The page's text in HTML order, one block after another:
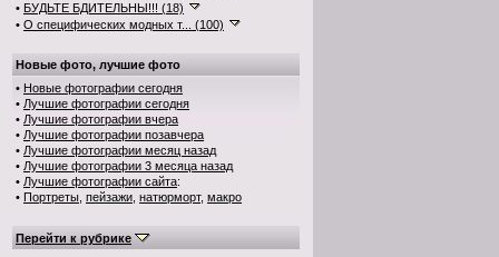
• БУДЬТЕ БДИТЕЛЬНЫ!!! (18)
• О специфических модных т... (100)
Новые фото, лучшие фото
• Новые фотографии сегодня
• Лучшие фотографии сегодня
• Лучшие фотографии вчера
• Лучшие фотографии позавчера
• Лучшие фотографии месяц назад
• Лучшие фотографии 3 месяца назад
• Лучшие фотографии сайта:
• Портреты пейзажи натюрморт, макро
Перейти к рубрике